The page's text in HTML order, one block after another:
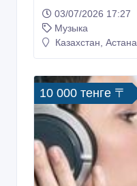
03/07/2026 17:27
Музыка
Казахстан, Астана
10 000 тенге 〒